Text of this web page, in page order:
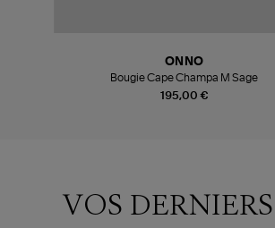
195,00 €
ONNO
Bougie Cape Champa M Sage
VOS